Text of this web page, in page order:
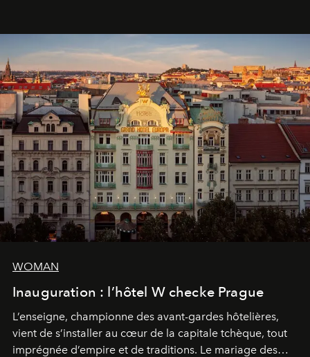
WOMAN
Inauguration : l’hôtel W checke Prague
L’enseigne, championne des avant-gardes hôtelières,
vient de s’installer au cœur de la capitale tchèque, tout
imprégnée d’empire et de traditions. Le mariage des